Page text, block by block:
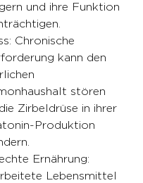
und ihre Funktion
Chronische
kann den
stören
Zirbeldrüse in ihrer
Produktion
Ernährung:
Lebensmittel